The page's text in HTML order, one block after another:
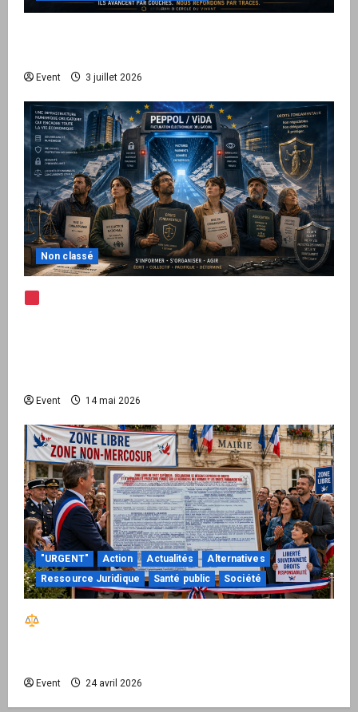
Event 3 juillet 2026
Non classé
Event 14 mai 2026
"URGENT" Action Actualités
Alternatives
Ressource Juridique
Santé public Société
Event 24 avril 2026